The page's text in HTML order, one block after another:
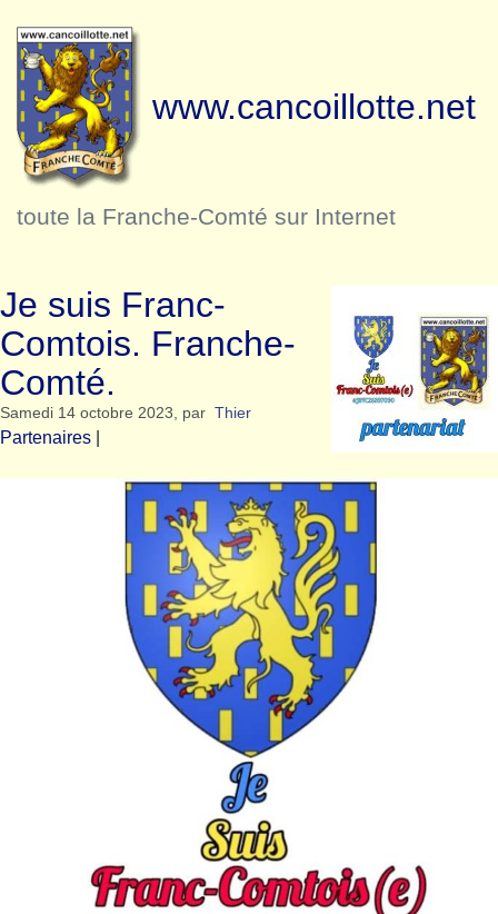
www.cancoillotte.net
toute la Franche-Comté sur Internet
Je suis Franc-
Comtois. Franche-
Comté.
Samedi 14 octobre 2023, par Thier
Partenaires